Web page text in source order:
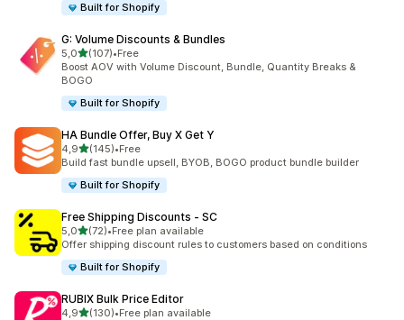
Built for Shopify
G: Volume Discounts & Bundles
5,0av 5 stjerner
(107)
Totalt 107 omtaler
•Free
Boost AOV with Volume Discount, Bundle, Quantity Breaks &
BOGO
Built for Shopify
HA Bundle Offer, Buy X Get Y
4,9av 5 stjerner
(145)
Totalt 145 omtaler
•Free
Build fast bundle upsell, BYOB, BOGO product bundle builder
Built for Shopify
Free Shipping Discounts ‑ SC
5,0av 5 stjerner
(72)
Totalt 72 omtaler
•Free plan available
Offer shipping discount rules to customers based on conditions
Built for Shopify
RUBIX Bulk Price Editor
4,9av 5 stjerner
(130)•Free plan available